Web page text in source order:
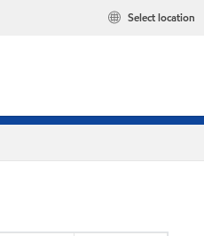
Select location